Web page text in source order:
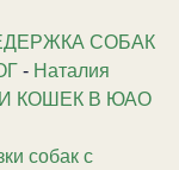
СОБАК
- Наталия
КОШЕК В ЮАО
собак с